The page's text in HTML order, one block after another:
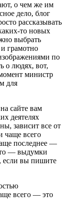
о чем же им
дело, блог
рассказывать
то новых
выбрать
грамотно
по
о людях, вот,
министр
для
сайте вам
деятелях
зависит все от
чаще всего
последнее —
— выдумки
если вы пишите
всего — это